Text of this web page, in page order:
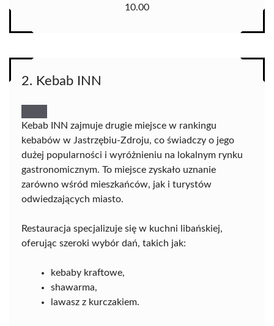
10.00
2. Kebab INN
Kebab INN zajmuje drugie miejsce w rankingu
kebabów w Jastrzębiu-Zdroju, co świadczy o jego
dużej popularności i wyróżnieniu na lokalnym rynku
gastronomicznym. To miejsce zyskało uznanie
zarówno wśród mieszkańców, jak i turystów
odwiedzających miasto.
Restauracja specjalizuje się w kuchni libańskiej,
oferując szeroki wybór dań, takich jak:
kebaby kraftowe,
shawarma,
lawasz z kurczakiem.